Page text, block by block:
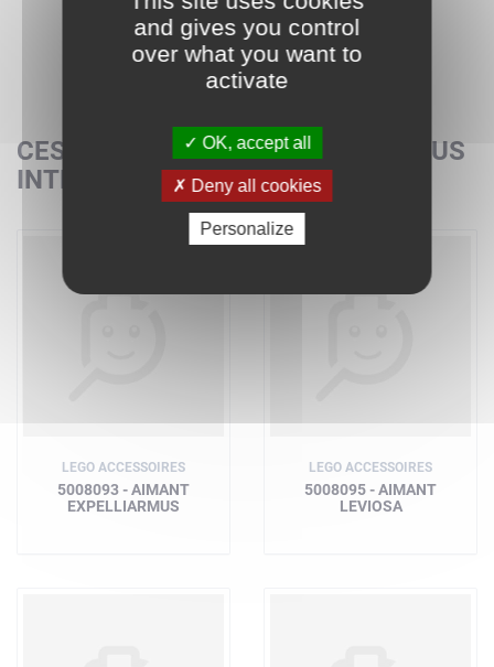
CES SETS POURRAIENT AUSSI VOUS
INTÉRESSER
LEGO ACCESSOIRES
5008093 - AIMANT
EXPELLIARMUS
LEGO ACCESSOIRES
5008095 - AIMANT
LEVIOSA
and gives you control
over what you want to
activate
OK, accept all
Deny all cookies
Personalize